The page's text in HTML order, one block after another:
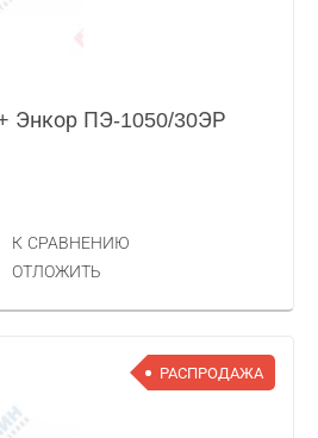
Энкор ПЭ-1050/30ЭР
К СРАВНЕНИЮ
ОТЛОЖИТЬ
РАСПРОДАЖА